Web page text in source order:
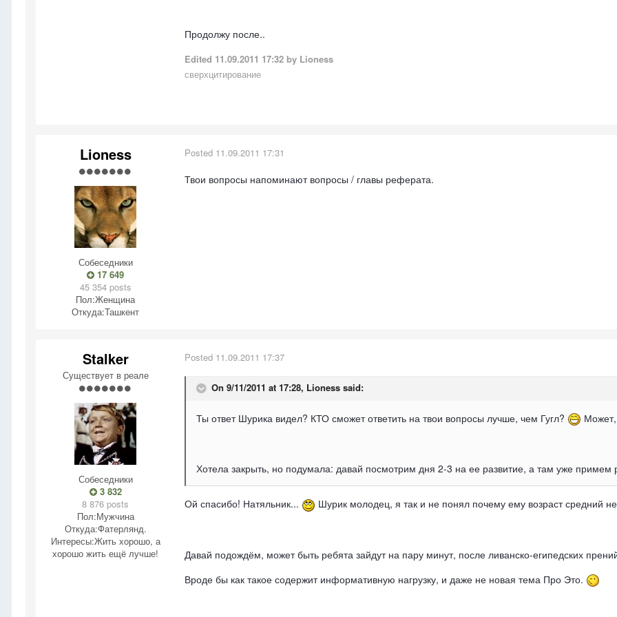
Продолжу после..
Edited 11.09.2011 17:32 by Lioness
сверхцитирование
Lioness
Собеседники
17 649
45 354 posts
Пол:Женщина
Откуда:Ташкент
Posted 11.09.2011 17:31
Твои вопросы напоминают вопросы / главы реферата.
Stalker
Существует в реале
Собеседники
3 832
8 876 posts
Пол:Мужчина
Откуда:Фатерлянд.
Интересы:Жить хорошо, а
хорошо жить ещё лучше!
Posted 11.09.2011 17:37
On 9/11/2011 at 17:28, Lioness said:
Ты ответ Шурика видел? КТО сможет ответить на твои вопросы лучше, чем Гугл?
Хотела закрыть, но подумала: давай посмотрим дня 2-3 на ее развитие, а там уже примем
Ой спасибо! Натяльник... Шурик молодец, я так и не понял почему ему возраст средний
Давай подождём, может быть ребята зайдут на пару минут, после ливанско-египедских
Вроде бы как такое содержит информативную нагрузку, и даже не новая тема Про Это.